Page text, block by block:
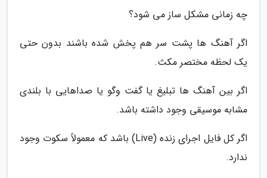
چه زمانی مشکل ساز می شود؟
اگر آهنگ ها پشت سر هم پخش شده باشند بدون حتی
یک لحظه مختصر مکث.
اگر بین آهنگ ها تبلیغ یا گفت وگو یا صداهایی با بلندی
مشابه موسیقی وجود داشته باشد.
اگر کل فایل اجرای زنده (Live) باشد که معمولاً سکوت وجود
ندارد.